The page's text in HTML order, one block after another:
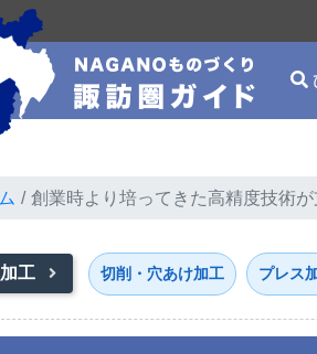
創業時より培ってきた高精度技術
工 切削・穴あけ加工 プレス